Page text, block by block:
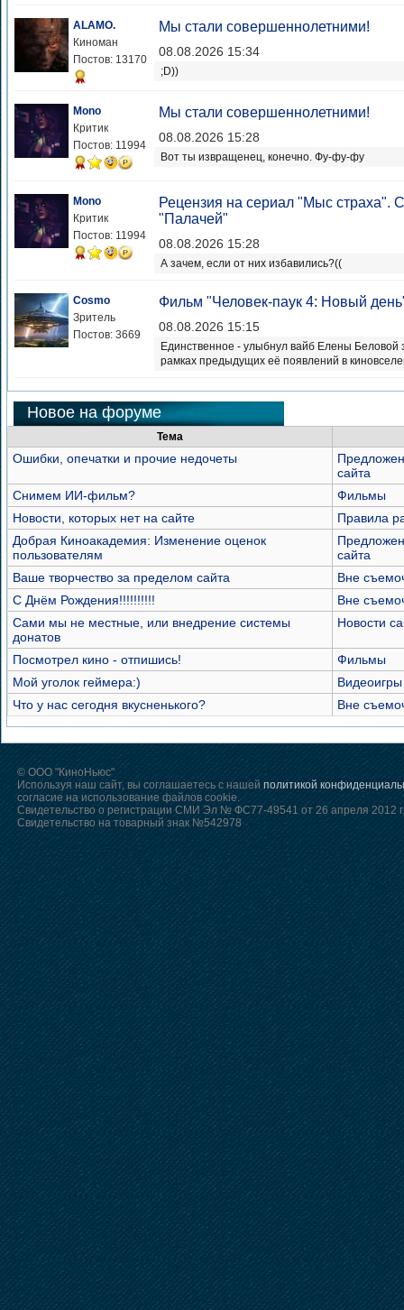
ALAMO.
Киноман
Постов: 13170
Мы стали совершеннолетними!
08.08.2026 15:34
;D))
Mono
Критик
Постов: 11994
Мы стали совершеннолетними!
08.08.2026 15:28
Вот ты извращенец, конечно. Фу-фу-фу
Mono
Критик
Постов: 11994
Рецензия на сериал "Мыс страха".
"Палачей"
08.08.2026 15:28
А зачем, если от них избавились?((
Cosmo
Зритель
Постов: 3669
Фильм "Человек-паук 4: Новый
08.08.2026 15:15
Единственное - улыбнул вайб Елены Беловой
рамках предыдущих её появлений в
Новое на форуме
Тема
Ошибки, опечатки и прочие недочеты
сайта
Снимем ИИ-фильм?
Фильмы
Новости, которых нет на сайте
Правила
Добрая Киноакадемия: Изменение оценок
пользователям
сайта
Ваше творчество за пределом сайта
Вне
С Днём Рождения!!!!!!!!!!
Вне
Сами мы не местные, или внедрение системы
донатов
Новости
Посмотрел кино - отпишись!
Фильмы
Мой уголок геймера:)
Видеоигры
Что у нас сегодня вкусненького?
Вне
© ООО "КиноНьюс"
Используя наш сайт, вы соглашаетесь с нашей политикой
согласие на использование файлов cookie.
Свидетельство о регистрации СМИ Эл № ФС77-49541 от 26 апреля 2012 г.
Свидетельство на товарный знак №542978